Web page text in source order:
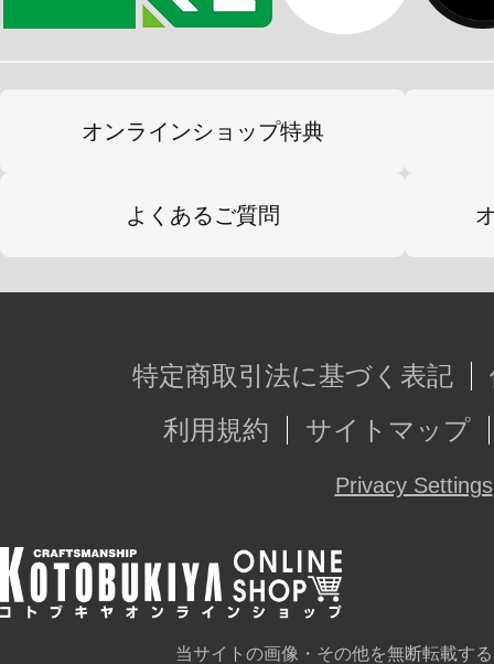
オンラインショップ特典
よくあるご質問
特定商取引法に基づく表記
利用規約
サイトマップ
Privacy Settings
当サイトの画像・その他を無断転載す